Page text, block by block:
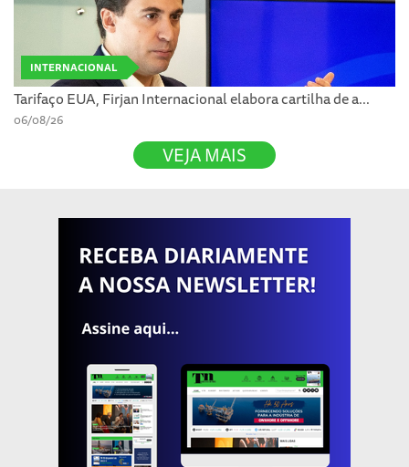
INTERNACIONAL
Tarifaço EUA, Firjan Internacional elabora cartilha de a...
06/08/26
VEJA MAIS